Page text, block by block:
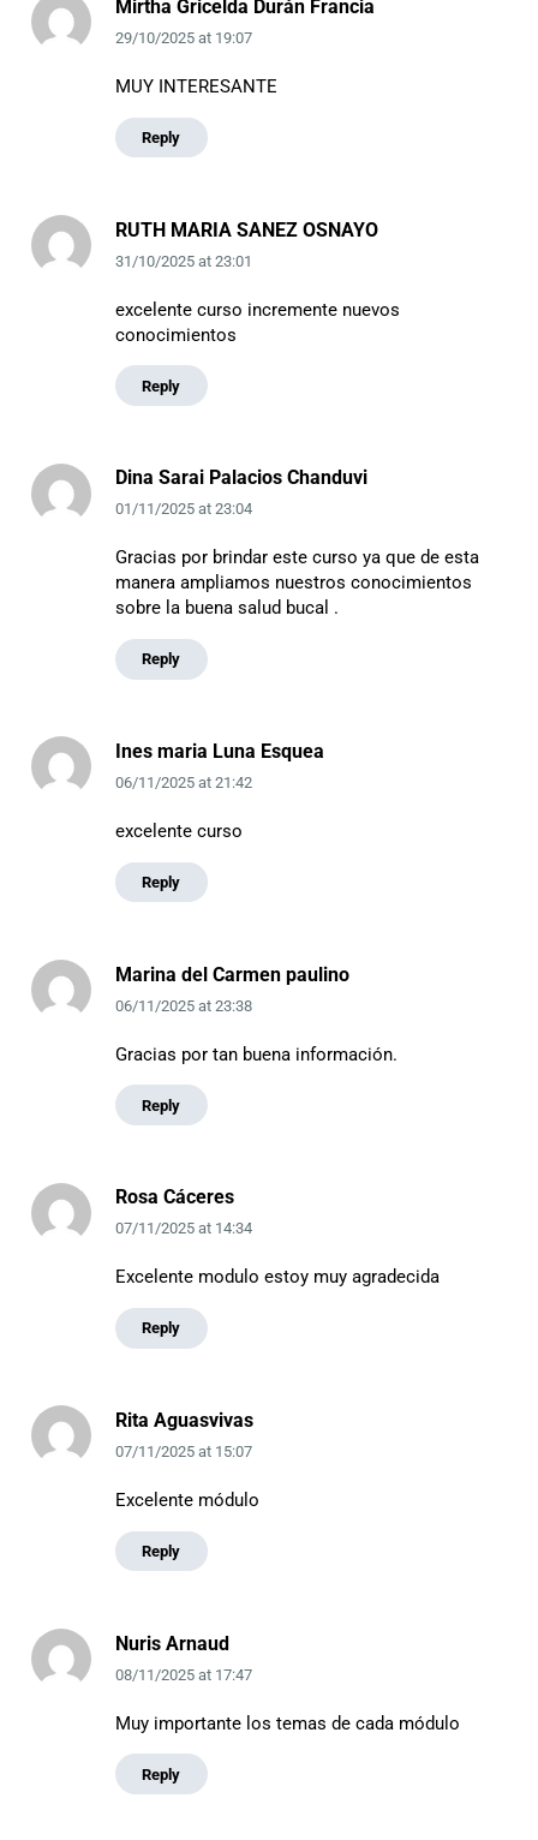
Mirtha Gricelda Durán Francia
29/10/2025at 19:07
MUY INTERESANTE
Reply
RUTH MARIA SANEZ OSNAYO
31/10/2025at 23:01
excelente curso incremente nuevos
conocimientos
Reply
Dina Sarai Palacios Chanduvi
01/11/2025at 23:04
Gracias por brindar este curso ya que de esta
manera ampliamos nuestros conocimientos
sobre la buena salud bucal .
Reply
Ines maria Luna Esquea
06/11/2025at 21:42
excelente curso
Reply
Marina del Carmen paulino
06/11/2025at 23:38
Gracias por tan buena información.
Reply
Rosa Cáceres
07/11/2025at 14:34
Excelente modulo estoy muy agradecida
Reply
Rita Aguasvivas
07/11/2025at 15:07
Excelente módulo
Reply
Nuris Arnaud
08/11/2025at 17:47
Muy importante los temas de cada módulo
Reply